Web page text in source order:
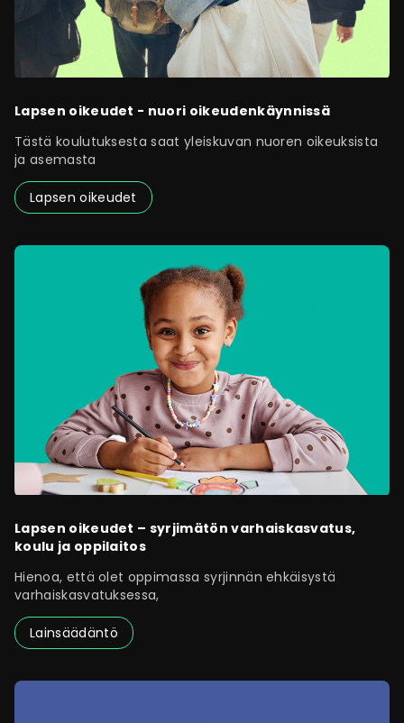
Lapsen oikeudet - nuori oikeudenkäynnissä
Tästä koulutuksesta saat yleiskuvan nuoren oikeuksista
ja asemasta
Lapsen oikeudet
Lapsen oikeudet – syrjimätön varhaiskasvatus,
koulu ja oppilaitos
Hienoa, että olet oppimassa syrjinnän ehkäisystä
varhaiskasvatuksessa,
Lainsäädäntö